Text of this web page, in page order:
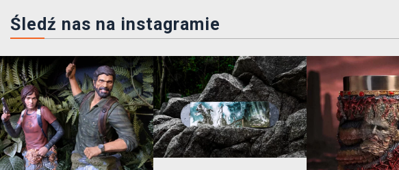
Śledź nas na instagramie